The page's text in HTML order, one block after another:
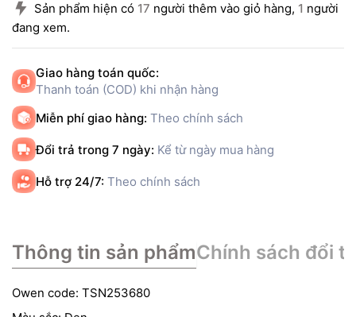
Sản phẩm hiện có 17 người thêm vào giỏ hàng, 1 người
đang xem.
Giao hàng toán quốc:
Thanh toán (COD) khi nhận hàng
Miễn phí giao hàng: Theo chính sách
Đổi trả trong 7 ngày: Kể từ ngày mua hàng
Hỗ trợ 24/7: Theo chính sách
Thông tin sản phẩmChính sách đổi
Owen code: TSN253680